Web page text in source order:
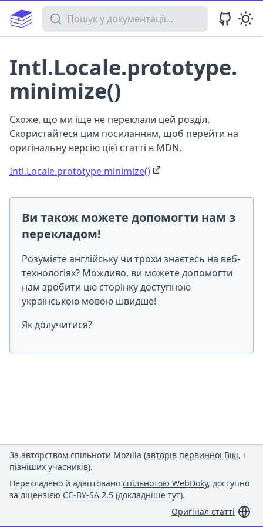
Пошук у документації
Intl.Locale.prototype.
minimize()
Схоже, що ми іще не переклали цей розділ.
Скористайтеся цим посиланням, щоб перейти на
оригінальну версію цієї статті в MDN.
Intl.Locale.prototype.minimize()
Ви також можете допомогти нам з
перекладом!
Розумієте англійську чи трохи знаєтесь на веб-
технологіях? Можливо, ви можете допомогти
нам зробити цю сторінку доступною
українською мовою швидше!
Як долучитися?
За авторством спільноти Mozilla (авторів первинної Вікі, і
пізніших учасників).
Перекладено й адаптовано спільнотою WebDoky, доступно
за ліцензією CC-BY-SA 2.5 (докладніше тут).
Оригінал статті